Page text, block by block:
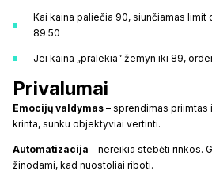
Kai kaina paliečia 90, siunčiamas limit
89.50
Jei kaina „pralekia” žemyn iki 89,
Privalumai
Emocijų valdymas – sprendimas priimtas
krinta, sunku objektyviai vertinti.
Automatizacija – nereikia stebėti rinkos.
žinodami, kad nuostoliai riboti.